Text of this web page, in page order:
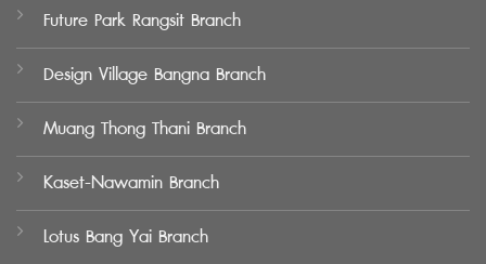
Future Park Rangsit Branch
Design Village Bangna Branch
Muang Thong Thani Branch
Kaset-Nawamin Branch
Lotus Bang Yai Branch